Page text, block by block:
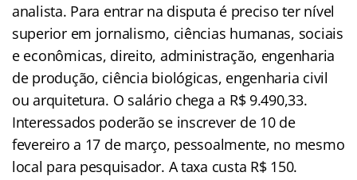
analista. Para entrar na disputa é preciso ter nível
superior em jornalismo, ciências humanas, sociais
e econômicas, direito, administração, engenharia
de produção, ciência biológicas, engenharia civil
ou arquitetura. O salário chega a R$ 9.490,33.
Interessados poderão se inscrever de 10 de
fevereiro a 17 de março, pessoalmente, no mesmo
local para pesquisador. A taxa custa R$ 150.